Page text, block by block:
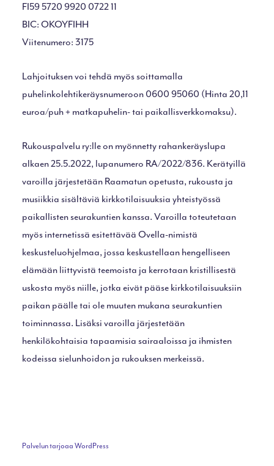
FI59 5720 9920 0722 11
BIC: OKOYFIHH
Viitenumero: 3175
Lahjoituksen voi tehdä myös soittamalla
puhelinkolehtikeräysnumeroon 0600 95060 (Hinta 20,11
euroa/puh + matkapuhelin- tai paikallisverkkomaksu).
Rukouspalvelu ry:lle on myönnetty rahankeräyslupa
alkaen 25.5.2022, lupanumero RA/2022/836. Kerätyillä
varoilla järjestetään Raamatun opetusta, rukousta ja
musiikkia sisältäviä kirkkotilaisuuksia yhteistyössä
paikallisten seurakuntien kanssa. Varoilla toteutetaan
myös internetissä esitettävää Ovella-nimistä
keskusteluohjelmaa, jossa keskustellaan hengelliseen
elämään liittyvistä teemoista ja kerrotaan kristillisestä
uskosta myös niille, jotka eivät pääse kirkkotilaisuuksiin
paikan päälle tai ole muuten mukana seurakuntien
toiminnassa. Lisäksi varoilla järjestetään
henkilökohtaisia tapaamisia sairaaloissa ja ihmisten
kodeissa sielunhoidon ja rukouksen merkeissä.
Palvelun tarjoaa WordPress